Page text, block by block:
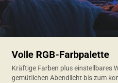
Volle RGB-Farbpalette
Kräftige Farben plus einstellbares
gemütlichen Abendlicht bis zum